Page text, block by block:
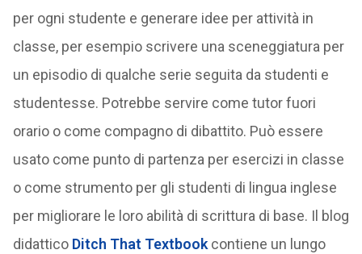
per ogni studente e generare idee per attività in
classe, per esempio scrivere una sceneggiatura per
un episodio di qualche serie seguita da studenti e
studentesse. Potrebbe servire come tutor fuori
orario o come compagno di dibattito. Può essere
usato come punto di partenza per esercizi in classe
o come strumento per gli studenti di lingua inglese
per migliorare le loro abilità di scrittura di base. Il blog
didattico Ditch That Textbookcontiene un lungo